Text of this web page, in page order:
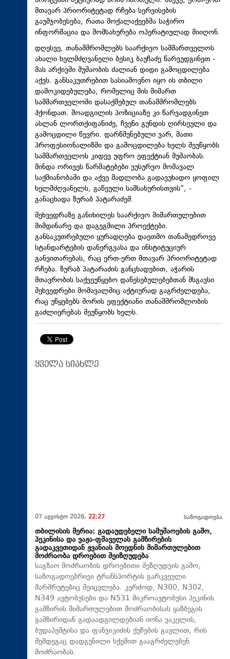
მთავარ პრიორიტეტად რჩება სერვისების
გაუმჯობესება, რათა მოქალაქეებმა საჭირო
ინფორმაცია და მომსახურება ოპერატიულად მიიღონ.
დღესვე, თანამშრომლებს საარქივო სამმართველოს
ახალი ხელმძღვანელი ბესიკ ბაუჩაძე წარვუდგინეთ -
მას არქივში მუშაობის ძალიან დიდი გამოცდილება
აქვს. განსაკუთრებით სასიამოვნო იყო ის თბილი
დამოკიდებულება, რომელიც მის მიმართ
სამმართველოში დასაქმებულ თანამშრომლებს
ჰქონდათ. მოადგილის პოზიციაზე კი წარვადგინეთ
ასლან ლორთქიფანიძე, ჩვენი გუნდის ღირსეული და
გამოცდილი წევრი. დარწმუნებული ვარ, მათი
პროფესიონალიზმი და გამოცდილება ხელს შეუწყობს
სამმართველოს კიდევ უფრო ეფექტიან მუშაობას.
მინდა ორივეს წარმატებები ვუსურვო მომავალ
საქმიანობაში და აქვე მადლობა გადავუხადო ყოფილ
ხელმძღვანელს, გაწეული სამსახურისთვის“, -
განაცხადა ზურაბ პატარაძემ.
შეხვედრაზე განიხილეს საარქივო მიმართულებით
მიმდინარე და დაგეგმილი პროექტები.
განსაკუთრებული ყურადღება დაეთმო თანამედროვე
სტანდარტების დანერგვასა და ინსტიტუციურ
განვითარებას, რაც ერთ-ერთ მთავარ პრიორიტეტად
რჩება. ზურაბ პატარაძის განცხადებით, აჭარის
მთავრობის საქვეუწყებო დაწესებულებებთან მსგავსი
შეხვედრები მომავალშიც აქტიურად გაგრძელდება,
რაც უწყებებს შორის ეფექტიანი თანამშრომლობის
გაძლიერებას შეუწყობს ხელს.
ყველა სიახლე
07 აგვისტო 2026, 22:27 საზოგადოება
თბილისის მერია: გადაუდებელი სამუშაოების გამო,
პეკინისა და ვაჟა-ფშაველას გამზირების
გადაკვეთიდან ჟვანიას მოედნის მიმართულებით
მოძრაობა დროებით შეიზღუდება
საგზაო მოძრაობის დროებითი შეზღუდვის გამო,
საზოგადოებრივი ტრანსპორტის გარკვეული
მარშრუტებიც შეიცვლება. კერძოდ, N300, N302,
N349 ავტობუსები და N531 მიკროავტობუსი პეკინის
გამზირის მიმართულებით მოძრაობისას ყაზბეგის
გამზირიდან გადაადგილდებიან იონა ვაკელის,
ბუდაპეშტისა და ფანჯიკიძის ქუჩების გავლით, რის
შემდეგაც დადგენილი სქემით გააგრძელებენ
მოძრაობას.